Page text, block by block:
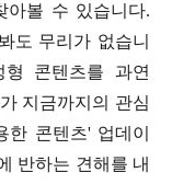
볼 수 있습니다.
도 무리가 없습니
콘텐츠를 과연
지금까지의 관심
한 콘텐츠' 업데이
반하는 견해를 내